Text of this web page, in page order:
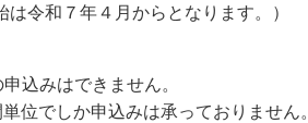
は令和７年４月からとなります。）
込みはできません。
位でしか申込みは承っておりません。